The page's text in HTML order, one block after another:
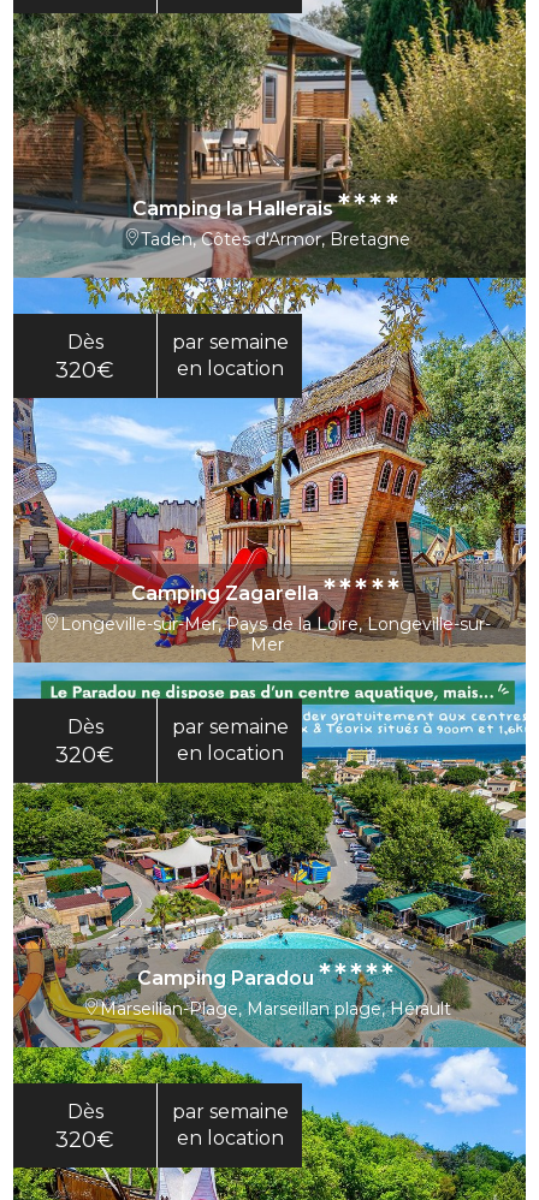
Camping la Hallerais****
Taden, Côtes d'Armor, Bretagne
Dès
320€
par semaine
en location
Camping Zagarella*****
Longeville-sur-Mer, Pays de la Loire, Longeville-sur-
Mer
Dès
320€
par semaine
en location
Camping Paradou*****
Marseillan-Plage, Marseillan plage, Hérault
Dès
320€
par semaine
en location